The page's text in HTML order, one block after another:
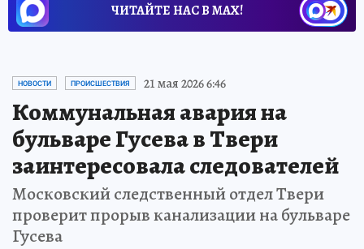
ЧИТАЙТЕ НАС В МАХ!
НОВОСТИ ПРОИСШЕСТВИЯ 21 мая 2026 6:46
Коммунальная авария на
бульваре Гусева в Твери
заинтересовала следователей
Московский следственный отдел Твери
проверит прорыв канализации на бульваре
Гусева